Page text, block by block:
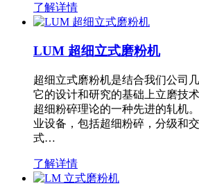
了解详情
LUM 超细立式磨粉机
超细立式磨粉机是结合我们公司
它的设计和研究的基础上立磨技
超细粉碎理论的一种先进的轧机
业设备，包括超细粉碎，分级和
式…
了解详情